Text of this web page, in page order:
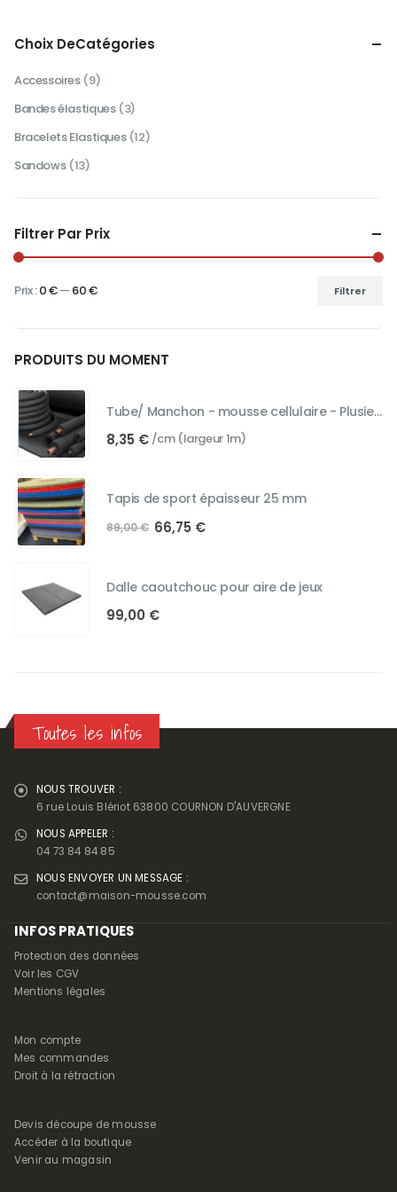
choisies
sur
la
page
du
Choix DeCatégories
Accessoires (9)
Bandes élastiques (3)
Bracelets Elastiques (12)
Sandows (13)
Filtrer Par Prix
Filtrer
Prix :0 €— 60 €
PRODUITS DU MOMENT
Tube/ Manchon - mousse cellulaire - Plusieurs diamètres
8,35 € /cm (largeur 1m)
Tapis de sport épaisseur 25 mm
89,00€ Le
89,00 €.
66,75 €Le
66,75 €.
Dalle caoutchouc pour aire de jeux
99,00 €
Toutes les infos
NOUS TROUVER :
6 rue Louis Blériot 63800 COURNON D'AUVERGNE
NOUS APPELER :
04 73 84 84 85
NOUS ENVOYER UN MESSAGE :
contact@maison-mousse.com
INFOS PRATIQUES
Protection des données
Voir les CGV
Mentions légales
Mon compte
Mes commandes
Droit à la rétraction
Devis découpe de mousse
Accéder à la boutique
Venir au magasin